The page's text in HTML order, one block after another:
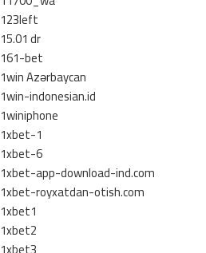
123left
15.01 dr
161-bet
1win Azərbaycan
1win-indonesian.id
1winiphone
1xbet-1
1xbet-6
1xbet-app-download-ind.com
1xbet-royxatdan-otish.com
1xbet1
1xbet2